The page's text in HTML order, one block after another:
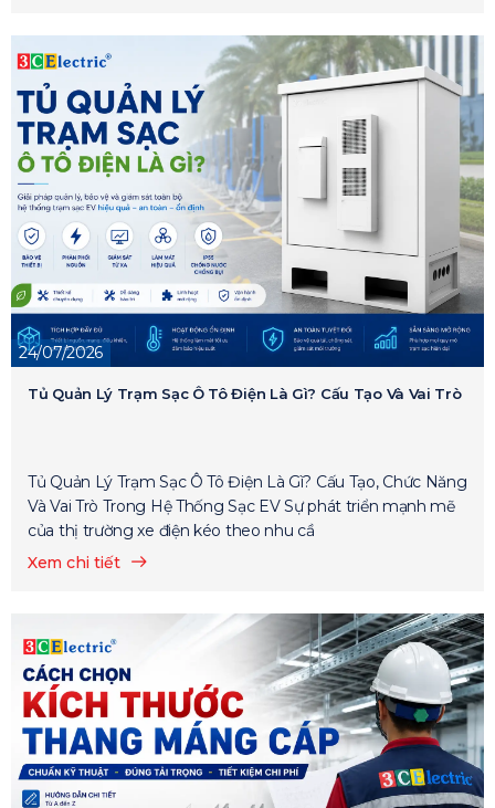
24/07/2026
Tủ Quản Lý Trạm Sạc Ô Tô Điện Là Gì? Cấu Tạo Và Vai Trò
Tủ Quản Lý Trạm Sạc Ô Tô Điện Là Gì? Cấu Tạo, Chức Năng
Và Vai Trò Trong Hệ Thống Sạc EV Sự phát triển mạnh mẽ
của thị trường xe điện kéo theo nhu cầ
Xem chi tiết